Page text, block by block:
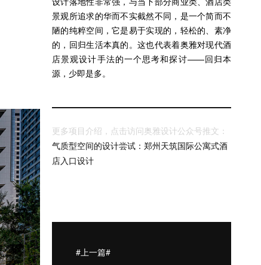
景观所追求的华而不实截然不同，是一个简而不
陋的纯粹空间，它是易于实现的，轻松的、素净
的，回归生活本真的。这也代表着奥雅对现代酒
店景观设计手法的一个思考和探讨——回归本
源，少即是多。
更多项目介绍，点击访问奥雅设计公众号推文：
气质型空间的设计尝试：郑州天筑国际公寓式酒
店入口设计
#上一篇#